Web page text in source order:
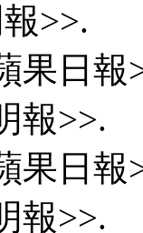
>>.
果日報
報>>.
果日報
報>>.